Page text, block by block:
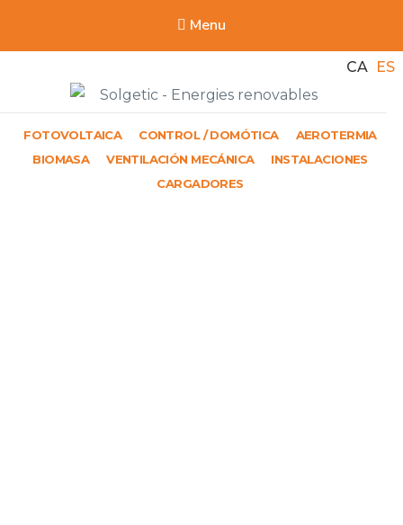
Menu
Serveis de energies renovables per a edificis
CA ES
FOTOVOLTAICA CONTROL / DOMÓTICA
AEROTERMIA
BIOMASA
VENTILACIÓN MECÁNICA
INSTALACIONES
CARGADORES